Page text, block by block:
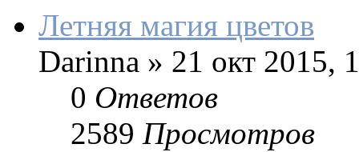
Летняя магия цветов
Darinna » 21 окт 2015,
0 Ответов
2589 Просмотров